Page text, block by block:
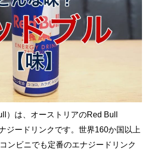
）は、オーストリアのRed Bull
ジードリンクです。世界160か国以上
ンビニでも定番のエナジードリンク